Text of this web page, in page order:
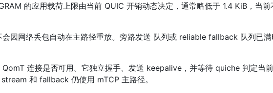
的应用载荷上限由当前 QUIC 开销动态决定，通常略低于 1.4 KiB，当
会因网络丢包自动在主路径重放。旁路发送 队列或 reliable fallback 队列已
连接是否可用。它独立握手、发送 keepalive，并等待 quiche 判定当
和 fallback 仍使用 mTCP 主路径。